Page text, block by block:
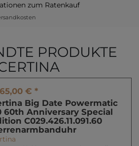
zum Ratenkauf
PRODUKTE
€ *
Big Date Powermatic
60th Anniversary Special
C029.426.11.091.60